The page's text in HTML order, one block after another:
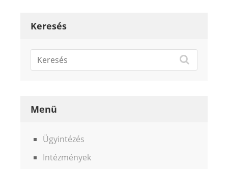
Keresés
Menü
Ügyintézés
Intézmények